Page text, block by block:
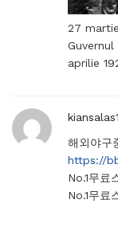
27
aprilie
kiansalas1
해외야구
https://
No.1무료
No.1무료